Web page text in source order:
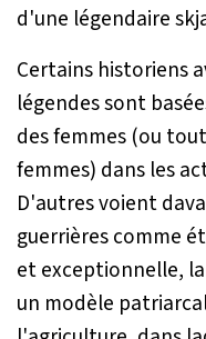
d'une légendaire
Certains historiens
légendes sont
des femmes (ou
femmes) dans les
D'autres voient
guerrières comme
et exceptionnelle,
un modèle